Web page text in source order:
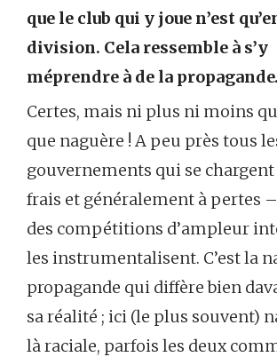
que le club qui y joue n’est
division. Cela ressemble à s’y
méprendre à de la
Certes, mais ni plus ni moins
que naguère ! A peu près tous
gouvernements qui se
frais et généralement à pertes
des compétitions d’ampleur
les instrumentalisent. C’est la
propagande qui diffère bien
sa réalité ; ici (le plus souvent)
là raciale, parfois les deux